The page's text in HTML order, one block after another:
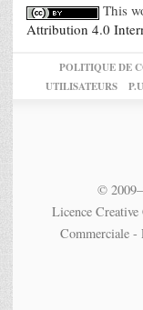
This
Attribution 4.0
POLITIQUE DE
UTILISATEURS
©
Licence
Commerciale -